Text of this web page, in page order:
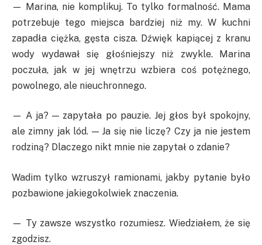
— Marina, nie komplikuj. To tylko formalność. Mama
potrzebuje tego miejsca bardziej niż my. W kuchni
zapadła ciężka, gęsta cisza. Dźwięk kapiącej z kranu
wody wydawał się głośniejszy niż zwykle. Marina
poczuła, jak w jej wnętrzu wzbiera coś potężnego,
powolnego, ale nieuchronnego.
— A ja? — zapytała po pauzie. Jej głos był spokojny,
ale zimny jak lód. — Ja się nie liczę? Czy ja nie jestem
rodziną? Dlaczego nikt mnie nie zapytał o zdanie?
Wadim tylko wzruszył ramionami, jakby pytanie było
pozbawione jakiegokolwiek znaczenia.
— Ty zawsze wszystko rozumiesz. Wiedziałem, że się
zgodzisz.